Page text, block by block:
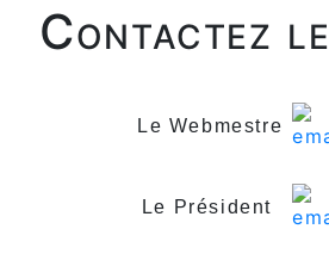
Contactez
Le Webmestre
Le Président